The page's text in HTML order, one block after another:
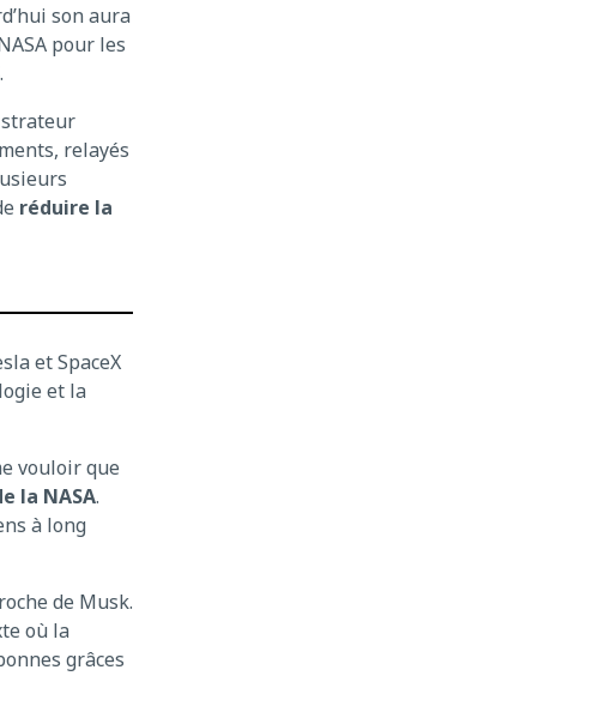
son aura
pour les
.
relayés
réduire la
et SpaceX
et la
vouloir que
la NASA.
à long
de Musk.
où la
grâces